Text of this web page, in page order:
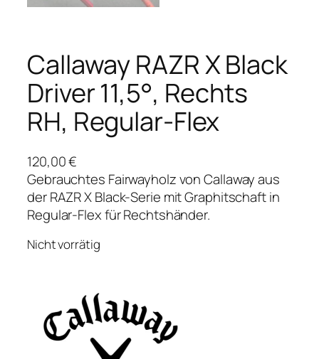
Callaway RAZR X Black
Driver 11,5°, Rechts
RH, Regular-Flex
120,00€
Gebrauchtes Fairwayholz von Callaway aus
der RAZR X Black-Serie mit Graphitschaft in
Regular-Flex für Rechtshänder.
Nicht vorrätig